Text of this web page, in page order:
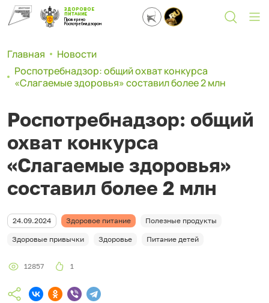
ЗДОРОВОЕ
ПИТАНИЕ
Проверено
Роспотребнадзором
Главная
Новости
Роспотребнадзор: общий охват конкурса
«Слагаемые здоровья» составил более 2 млн
Роспотребнадзор: общий
охват конкурса
«Слагаемые здоровья»
составил более 2 млн
24.09.2024 Здоровое питание Полезные продукты
Здоровые привычки Здоровье Питание детей
12857 1